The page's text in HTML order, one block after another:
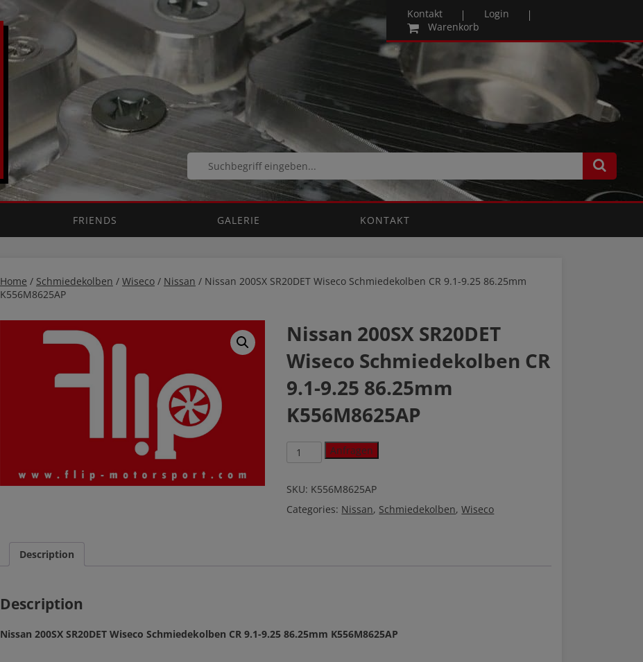
Kontakt
Login
Warenkorb
FRIENDS GALERIE KONTAKT
Home / Schmiedekolben / Wiseco / Nissan / Nissan 200SX SR20DET Wiseco Schmiedekolben CR 9.1-9.25 86.25mm
K556M8625AP
Nissan 200SX SR20DET
Wiseco Schmiedekolben CR
9.1-9.25 86.25mm
K556M8625AP
Nissan
200SX
Wiseco
CR
K556M8625AP
Anfragen
SKU: K556M8625AP
Categories: Nissan, Schmiedekolben,Wiseco
Description
Description
Nissan 200SX SR20DET Wiseco Schmiedekolben CR 9.1-9.25 86.25mm K556M8625AP